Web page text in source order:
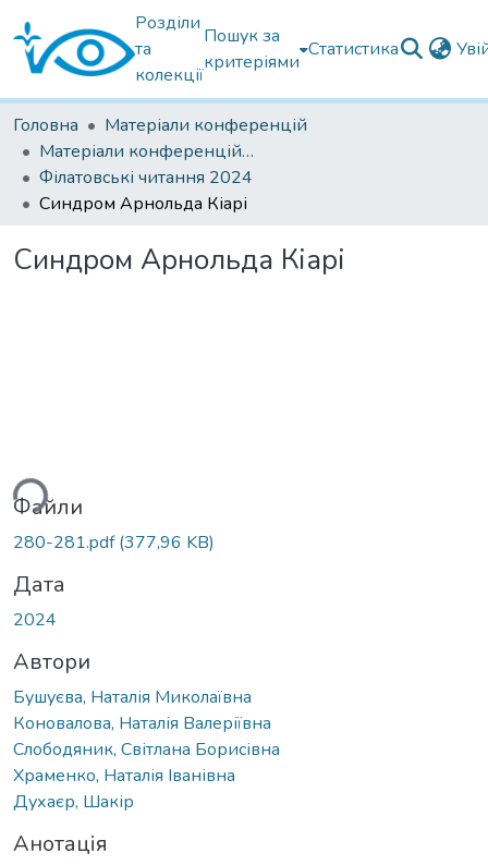
Розділи
та
колекції
Пошук за
критеріями
Статистика
Головна
Матеріали конференцій
Матеріали конференцій Інституту Філатова
Філатовські читання 2024
Синдром Арнольда Кіарі
Синдром Арнольда Кіарі
Файли
280-281.pdf(377,96 KB)
Дата
2024
Автори
Бушуєва, Наталія Миколаївна
Коновалова, Наталія Валеріївна
Слободяник, Світлана Борисівна
Храменко, Наталія Іванівна
Духаєр, Шакір
Анотація